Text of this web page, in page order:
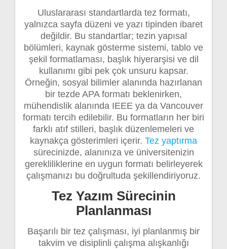
Uluslararası standartlarda tez formatı,
yalnızca sayfa düzeni ve yazı tipinden ibaret
değildir. Bu standartlar; tezin yapısal
bölümleri, kaynak gösterme sistemi, tablo ve
şekil formatlaması, başlık hiyerarşisi ve dil
kullanımı gibi pek çok unsuru kapsar.
Örneğin, sosyal bilimler alanında hazırlanan
bir tezde APA formatı beklenirken,
mühendislik alanında IEEE ya da Vancouver
formatı tercih edilebilir. Bu formatların her biri
farklı atıf stilleri, başlık düzenlemeleri ve
kaynakça gösterimleri içerir. Tez yaptırma
sürecinizde, alanınıza ve üniversitenizin
gerekliliklerine en uygun formatı belirleyerek
çalışmanızı bu doğrultuda şekillendiriyoruz.
Tez Yazım Sürecinin
Planlanması
Başarılı bir tez çalışması, iyi planlanmış bir
takvim ve disiplinli çalışma alışkanlığı